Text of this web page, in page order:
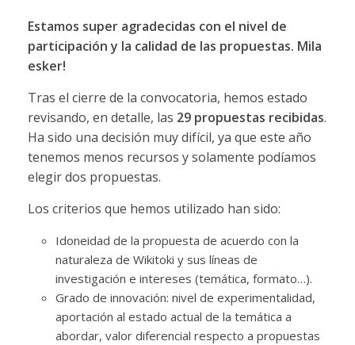
Estamos super agradecidas con el nivel de
participación y la calidad de las propuestas. Mila
esker!
Tras el cierre de la convocatoria, hemos estado
revisando, en detalle, las 29 propuestas recibidas.
Ha sido una decisión muy difícil, ya que este año
tenemos menos recursos y solamente podíamos
elegir dos propuestas.
Los criterios que hemos utilizado han sido:
Idoneidad de la propuesta de acuerdo con la
naturaleza de Wikitoki y sus líneas de
investigación e intereses (temática, formato…).
Grado de innovación: nivel de experimentalidad,
aportación al estado actual de la temática a
abordar, valor diferencial respecto a propuestas